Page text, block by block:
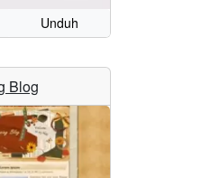
Unduh
Blog